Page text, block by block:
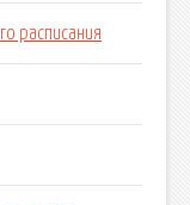
расписания